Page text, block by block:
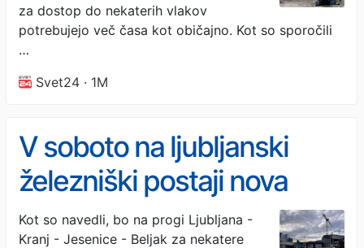
za dostop do nekaterih vlakov
potrebujejo več časa kot običajno. Kot so sporočili
…
Svet24 · 1M
V soboto na ljubljanski
železniški postaji nova
delna zapora
Kot so navedli, bo na progi Ljubljana -
Kranj - Jesenice - Beljak za nekatere